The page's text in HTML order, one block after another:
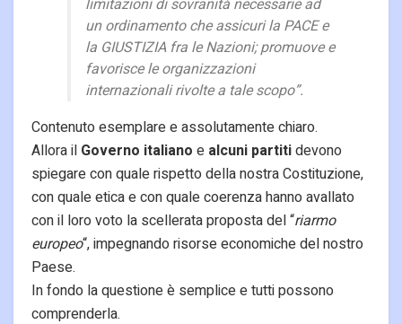
limitazioni di sovranità necessarie ad
un ordinamento che assicuri la PACE e
la GIUSTIZIA fra le Nazioni; promuove e
favorisce le organizzazioni
internazionali rivolte a tale scopo”.
Contenuto esemplare e assolutamente chiaro.
Allora il Governo italiano e alcuni partitidevono
spiegare con quale rispetto della nostra Costituzione,
con quale etica e con quale coerenza hanno avallato
con il loro voto la scellerata proposta del “riarmo
europeo“, impegnando risorse economiche del nostro
Paese.
In fondo la questione è semplice e tutti possono
comprenderla.